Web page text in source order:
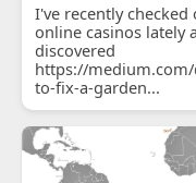
I've recently checked
online casinos lately
discovered
https://
to-fix-a-garden...